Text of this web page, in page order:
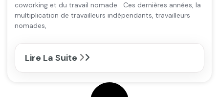
coworking et du travail nomade Ces dernières années, la
multiplication de travailleurs indépendants, travailleurs
nomades,
Lire La Suite